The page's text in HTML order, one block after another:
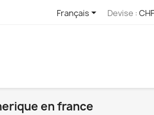
Français Devise :CHF
en france